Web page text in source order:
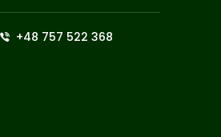
+48 757 522 368